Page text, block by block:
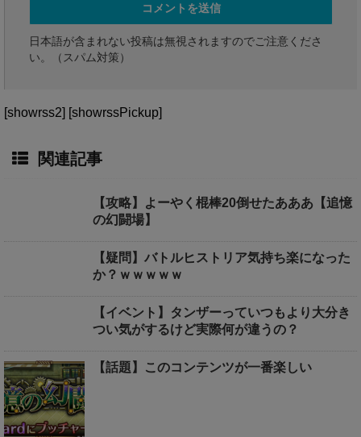
日本語が含まれない投稿は無視されますのでご注意くださ
い。（スパム対策）
[showrss2] [showrssPickup]
関連記事
【攻略】よーやく棍棒20倒せたあああ【追憶
の幻闘場】
【疑問】バトルヒストリア気持ち楽になった
か？ｗｗｗｗｗ
【イベント】タンザーっていつもより大分き
つい気がするけど実際何が違うの？
【話題】このコンテンツが一番楽しい